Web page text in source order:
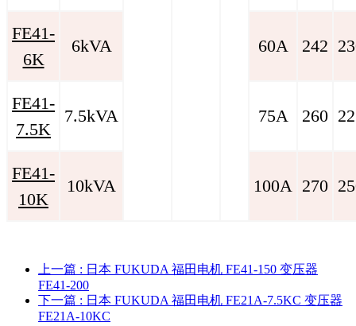
FE41-
6K
6kVA 60A 242
FE41-
7.5K
7.5kVA 75A 260
FE41-
10K
10kVA 100A 270
上一篇 : 日本 FUKUDA 福田电机 FE41-150 变压器
FE41-200
下一篇 : 日本 FUKUDA 福田电机 FE21A-7.5KC 变压器
FE21A-10KC